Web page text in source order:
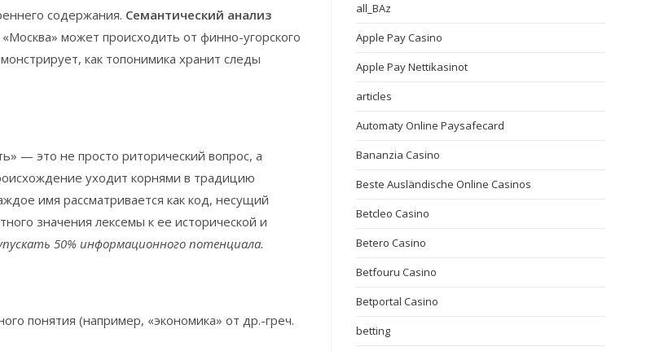
содержания. Семантический анализ
может происходить от финно-угорского
как топонимика хранит следы
— это не просто риторический вопрос, а
уходит корнями в традицию
имя рассматривается как код, несущий
значения лексемы к ее исторической и
50% информационного потенциала.
понятия (например, «экономика» от др.-греч.
all_BAz
Apple Pay Casino
Apple Pay Nettikasinot
articles
Automaty Online Paysafecard
Bananzia Casino
Beste Ausländische Online Casinos
Betcleo Casino
Betero Casino
Betfouru Casino
Betportal Casino
betting